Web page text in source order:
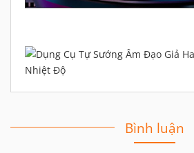
Bình luận